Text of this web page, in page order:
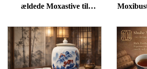
ældede Moxastive til
fugtighed og opvarmning af
meridianer
øjnene,
og